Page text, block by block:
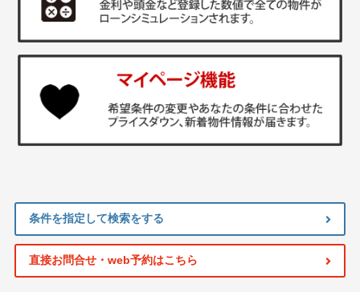
条件を指定して検索をする
直接お問合せ・web予約はこちら